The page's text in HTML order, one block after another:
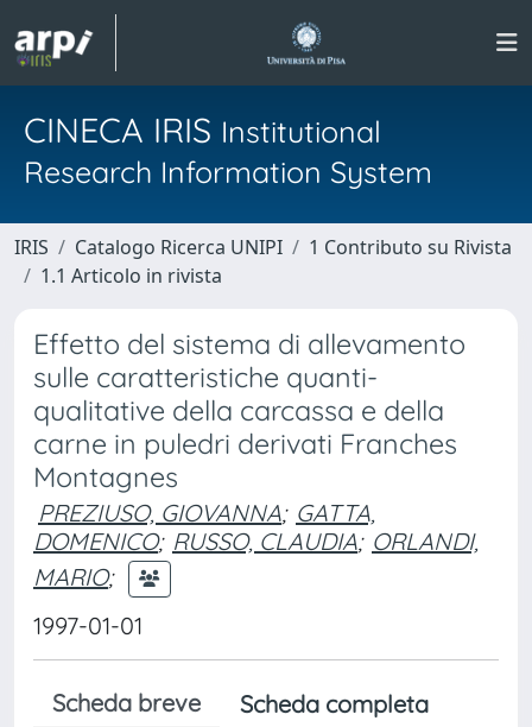
CINECA IRIS Institutional
Research Information System
IRIS Catalogo Ricerca UNIPI
1 Contributo su Rivista
1.1 Articolo in rivista
Effetto del sistema di allevamento
sulle caratteristiche quanti-
qualitative della carcassa e della
carne in puledri derivati Franches
Montagnes
PREZIUSO, GIOVANNA; GATTA,
DOMENICO; RUSSO, CLAUDIA; ORLANDI,
MARIO;
1997-01-01
Scheda breve
Scheda completa